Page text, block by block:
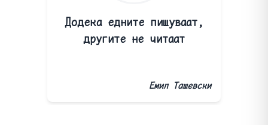
Додека едните пишуваат,
другите не читаат
Емил Ташевски